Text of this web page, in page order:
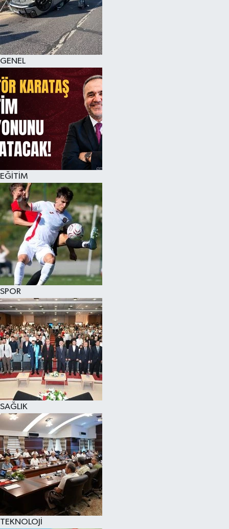
GENEL
EĞİTİM
SPOR
SAĞLIK
TEKNOLOJİ
KÜLTÜR SANAT
MAGAZİN
SAĞLIK
SİYASET
SPOR
TEKNOLOJİ
VİZYONDAKİLER
YAŞAM